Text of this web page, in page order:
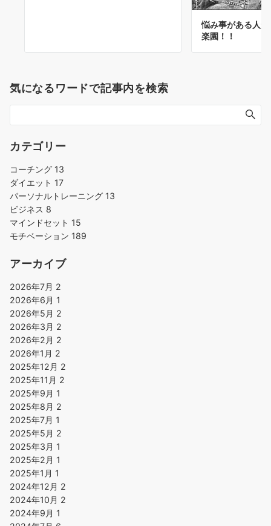
悩み事がある人
楽園！！
気になるワードで記事内を検索
カテゴリー
コーチング 13
ダイエット 17
パーソナルトレーニング 13
ビジネス 8
マインドセット 15
モチベーション 189
アーカイブ
2026年7月 2
2026年6月 1
2026年5月 2
2026年3月 2
2026年2月 2
2026年1月 2
2025年12月 2
2025年11月 2
2025年9月 1
2025年8月 2
2025年7月 1
2025年5月 2
2025年3月 1
2025年2月 1
2025年1月 1
2024年12月 2
2024年10月 2
2024年9月 1